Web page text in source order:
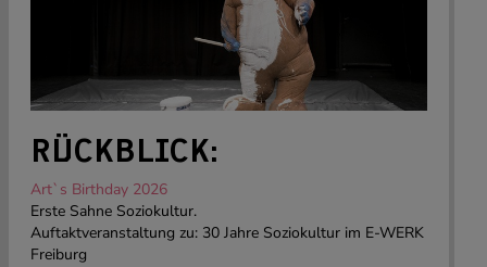
RÜCKBLICK:
Art`s Birthday 2026
Erste Sahne Soziokultur.
Auftaktveranstaltung zu: 30 Jahre Soziokultur im E-WERK
Freiburg